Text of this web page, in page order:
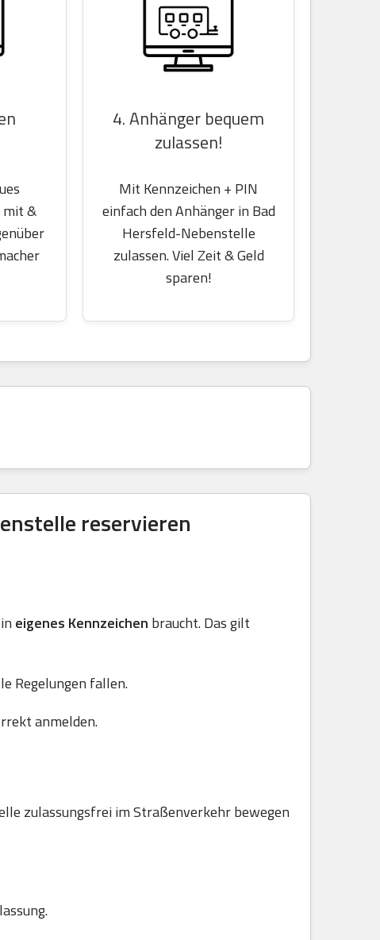
mit &
4. Anhänger bequem
zulassen!
Mit Kennzeichen + PIN
einfach den Anhänger in Bad
Hersfeld-Nebenstelle
zulassen. Viel Zeit & Geld
sparen!
reservieren
eigenes Kennzeichen braucht. Das gilt
Regelungen fallen.
anmelden.
zulassungsfrei im Straßenverkehr bewegen